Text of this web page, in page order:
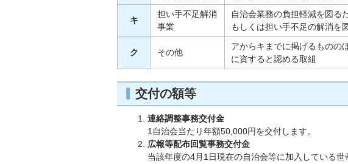
キ
担い手不足解消
事業
自治会業務の負担軽減を図る
もしくは担い手不足の解消を
ク その他
アからキまでに掲げるものの
に資すると認める取組
交付の額等
連絡調整事務交付金
1自治会当たり年額50,000円を交付します。
広報等配布回覧事務交付金
当該年度の4月1日現在の自治会等に加入している